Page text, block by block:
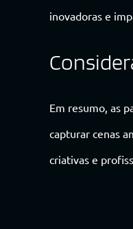
inovadoras e
Em resumo, as
capturar cenas
criativas e